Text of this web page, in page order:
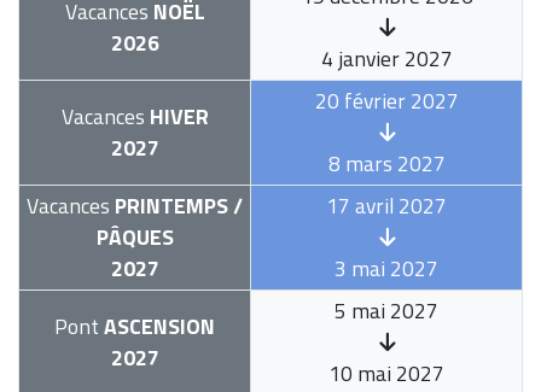
Vacances NOËL
2026
4 janvier 2027
Vacances HIVER
2027
20 février 2027
8 mars 2027
Vacances PRINTEMPS /
PÂQUES
2027
17 avril 2027
3 mai 2027
PontASCENSION
2027
5 mai 2027
10 mai 2027